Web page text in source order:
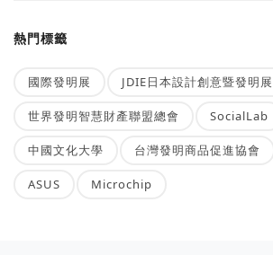
熱門標籤
國際發明展 JDIE日本設計創意暨發明展
世界發明智慧財產聯盟總會 SocialLab
中國文化大學 台灣發明商品促進協會
ASUS Microchip